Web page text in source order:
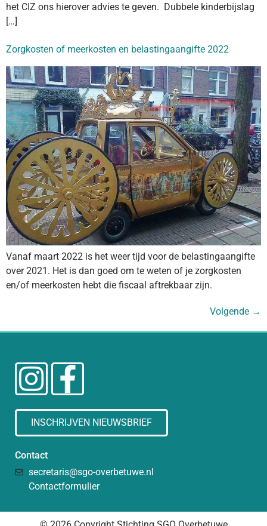
het CIZ ons hierover advies te geven. Dubbele kinderbijslag
[…]
Zorgkosten of meerkosten en belastingaangifte 2022
Vanaf maart 2022 is het weer tijd voor de belastingaangifte
over 2021. Het is dan goed om te weten of je zorgkosten
en/of meerkosten hebt die fiscaal aftrekbaar zijn.
Volgende →
INSCHRIJVEN NIEUWSBRIEF
Contact
secretaris@sgo-overbetuwe.nl
Contactformulier